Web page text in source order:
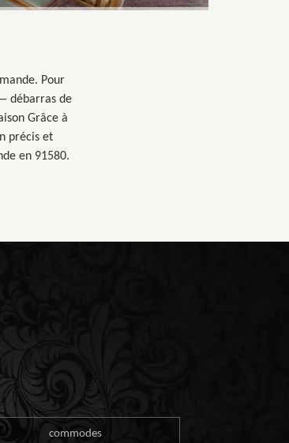
Pour
débarras de
Grâce à
précis et
en 91580.
commodes